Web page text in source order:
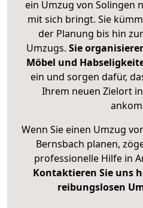
ein Umzug von Solingen
mit sich bringt. Sie
der Planung bis hin
Umzugs. Sie
Möbel und
ein und sorgen dafür,
Ihrem neuen Zielort
Wenn Sie einen Umzug
Bernsbach planen,
professionelle Hilfe in
Kontaktieren Sie uns
reibungslosen